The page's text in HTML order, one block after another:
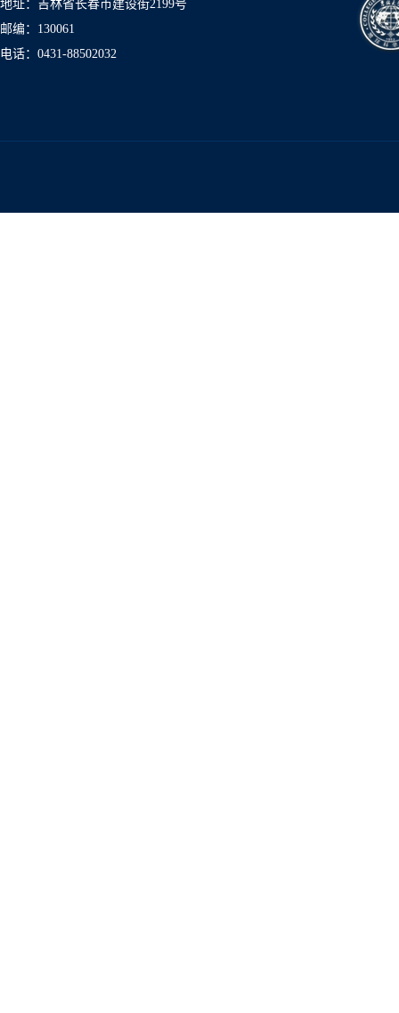
地址：吉林省长春市建设街2199号
邮编：130061
电话：0431-88502032